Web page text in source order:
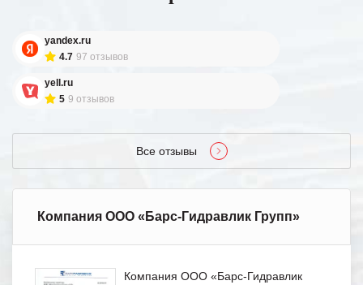
yandex.ru
4.7 97 отзывов
yell.ru
5 9 отзывов
Все отзывы
Компания ООО «Барс-Гидравлик Групп»
Компания ООО «Барс-Гидравлик